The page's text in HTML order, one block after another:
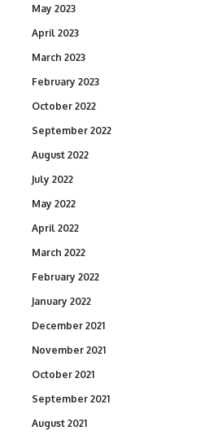
May 2023
April 2023
March 2023
February 2023
October 2022
September 2022
August 2022
July 2022
May 2022
April 2022
March 2022
February 2022
January 2022
December 2021
November 2021
October 2021
September 2021
August 2021